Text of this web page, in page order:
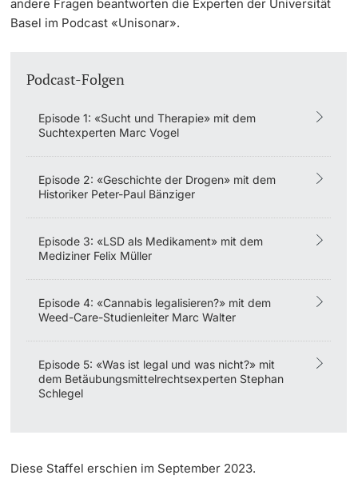
weitere Informationen
weitere Informationen
andere Fragen beantworten die Experten der Universität
Basel im Podcast «Unisonar».
Podcast-Folgen
Episode 1: «Sucht und Therapie» mit dem
Suchtexperten Marc Vogel
Episode 2: «Geschichte der Drogen» mit dem
Historiker Peter-Paul Bänziger
Episode 3: «LSD als Medikament» mit dem
Mediziner Felix Müller
Episode 4: «Cannabis legalisieren?» mit dem
Weed-Care-Studienleiter Marc Walter
Episode 5: «Was ist legal und was nicht?» mit
dem Betäubungsmittelrechtsexperten Stephan
Schlegel
Diese Staffel erschien im September 2023.